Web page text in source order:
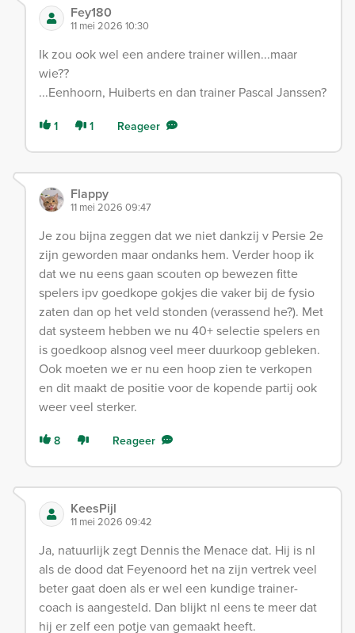
Fey180
11 mei 2026 10:30
Ik zou ook wel een andere trainer willen...maar
wie??
...Eenhoorn, Huiberts en dan trainer Pascal Janssen?
1 1 Reageer
Flappy
11 mei 2026 09:47
Je zou bijna zeggen dat we niet dankzij v Persie 2e
zijn geworden maar ondanks hem. Verder hoop ik
dat we nu eens gaan scouten op bewezen fitte
spelers ipv goedkope gokjes die vaker bij de fysio
zaten dan op het veld stonden (verassend he?). Met
dat systeem hebben we nu 40+ selectie spelers en
is goedkoop alsnog veel meer duurkoop gebleken.
Ook moeten we er nu een hoop zien te verkopen
en dit maakt de positie voor de kopende partij ook
weer veel sterker.
8 Reageer
KeesPijl
11 mei 2026 09:42
Ja, natuurlijk zegt Dennis the Menace dat. Hij is nl
als de dood dat Feyenoord het na zijn vertrek veel
beter gaat doen als er wel een kundige trainer-
coach is aangesteld. Dan blijkt nl eens te meer dat
hij er zelf een potje van gemaakt heeft.